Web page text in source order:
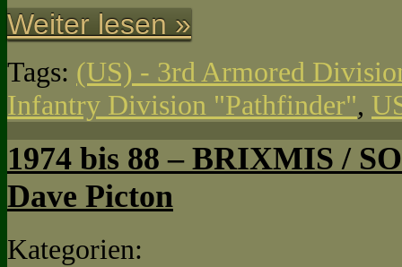
Weiter lesen »
Tags: (US) - 3rd Armored
Infantry Division "Pathfinder",
1974 bis 88 – BRIXMIS /
Dave Picton
Kategorien: